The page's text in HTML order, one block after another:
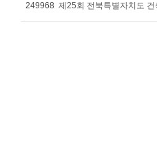
249968 제25회 전북특별자치도